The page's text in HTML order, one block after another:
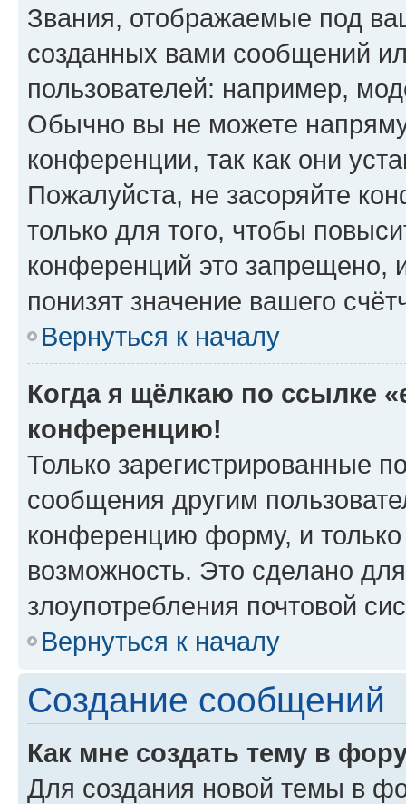
Звания, отображаемые под
созданных вами сообщений
пользователей: например,
Обычно вы не можете
конференции, так как они
Пожалуйста, не засоряйте
только для того, чтобы
конференций это запрещено,
понизят значение вашего
Вернуться к началу
Когда я щёлкаю по ссылке
конференцию!
Только зарегистрированные
сообщения другим
конференцию форму, и
возможность. Это сделано
злоупотребления почтовой
Вернуться к началу
Создание сообщений
Как мне создать тему в
Для создания новой темы в